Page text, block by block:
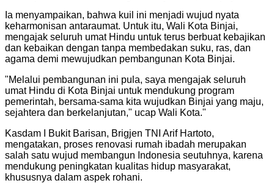
Ia menyampaikan, bahwa kuil ini menjadi wujud nyata
keharmonisan antaraumat. Untuk itu, Wali Kota Binjai,
mengajak seluruh umat Hindu untuk terus berbuat kebajikan
dan kebaikan dengan tanpa membedakan suku, ras, dan
agama demi mewujudkan pembangunan Kota Binjai.
"Melalui pembangunan ini pula, saya mengajak seluruh
umat Hindu di Kota Binjai untuk mendukung program
pemerintah, bersama-sama kita wujudkan Binjai yang maju,
sejahtera dan berkelanjutan," ucap Wali Kota."
Kasdam I Bukit Barisan, Brigjen TNI Arif Hartoto,
mengatakan, proses renovasi rumah ibadah merupakan
salah satu wujud membangun Indonesia seutuhnya, karena
mendukung peningkatan kualitas hidup masyarakat,
khususnya dalam aspek rohani.